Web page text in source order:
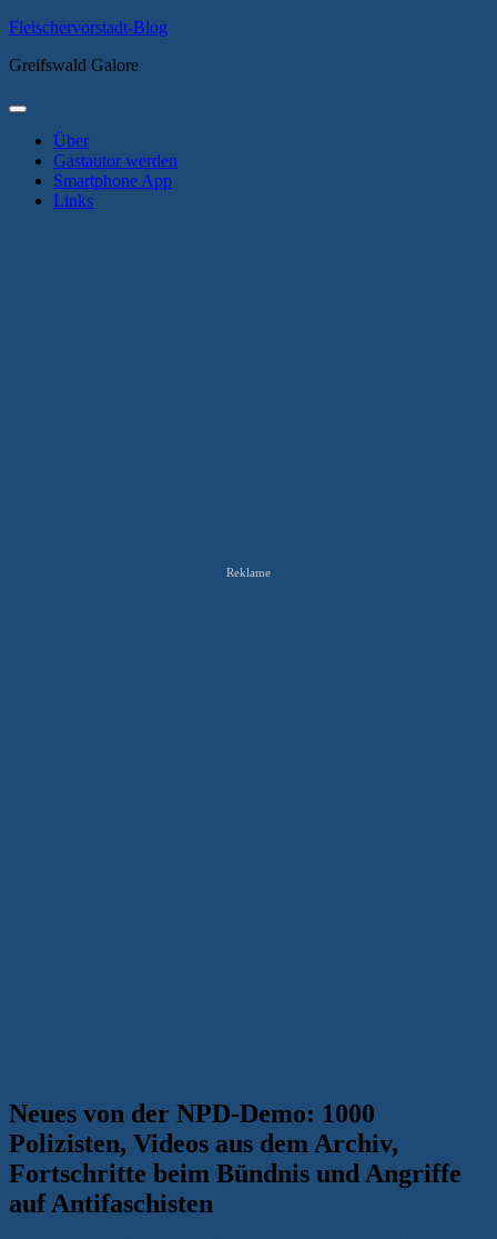
Zum
springen
Fleischervorstadt-Blog
Greifswald Galore
Primäres
Über
Gastautor werden
Smartphone App
Links
Reklame
Neues von der NPD-Demo: 1000
Polizisten, Videos aus dem Archiv,
Fortschritte beim Bündnis und Angriffe
auf Antifaschisten